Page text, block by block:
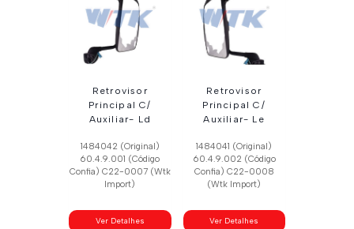
Retrovisor
Principal C/
Auxiliar- Ld
1484042 (Original)
60.4.9.001 (Código
Confia) C22-0007 (Wtk
Import)
Ver Detalhes
Retrovisor
Principal C/
Auxiliar- Le
1484041 (Original)
60.4.9.002 (Código
Confia) C22-0008
(Wtk Import)
Ver Detalhes